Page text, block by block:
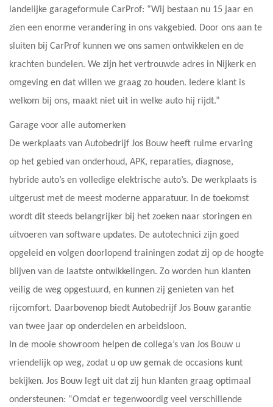
landelijke garageformule CarProf: “Wij bestaan nu 15 jaar en
zien een enorme verandering in ons vakgebied. Door ons aan te
sluiten bij CarProf kunnen we ons samen ontwikkelen en de
krachten bundelen. We zijn het vertrouwde adres in Nijkerk en
omgeving en dat willen we graag zo houden. Iedere klant is
welkom bij ons, maakt niet uit in welke auto hij rijdt.”
Garage voor alle automerken
De werkplaats van Autobedrijf Jos Bouw heeft ruime ervaring
op het gebied van onderhoud, APK, reparaties, diagnose,
hybride auto’s en volledige elektrische auto’s. De werkplaats is
uitgerust met de meest moderne apparatuur. In de toekomst
wordt dit steeds belangrijker bij het zoeken naar storingen en
uitvoeren van software updates. De autotechnici zijn goed
opgeleid en volgen doorlopend trainingen zodat zij op de hoogte
blijven van de laatste ontwikkelingen. Zo worden hun klanten
veilig de weg opgestuurd, en kunnen zij genieten van het
rijcomfort. Daarbovenop biedt Autobedrijf Jos Bouw garantie
van twee jaar op onderdelen en arbeidsloon.
In de mooie showroom helpen de collega’s van Jos Bouw u
vriendelijk op weg, zodat u op uw gemak de occasions kunt
bekijken. Jos Bouw legt uit dat zij hun klanten graag optimaal
ondersteunen: “Omdat er tegenwoordig veel verschillende